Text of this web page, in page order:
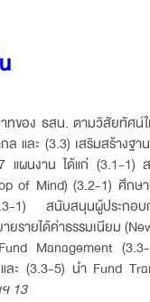
ทของ ธสน. ตามวิสัยทัศน์
และ (3.3) เสริมสร้างฐ
ผนงาน ได้แก่ (3.1-1)
of Mind) (3.2-1) ศึกษาแ
1) สนับสนุนผู้ประกอบก
ยรายได้ค่าธรรมเนียม
Management
ะ (3.3-5) นำ Fund
13